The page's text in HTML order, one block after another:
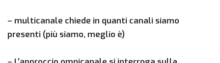
– multicanale chiede in quanti canali siamo
presenti (più siamo, meglio è)